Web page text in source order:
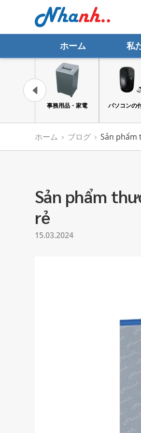
ホーム 私
事務用品・家電 パソコンの
ホーム ブログ Sản phẩm
Sản phẩm
rẻ
15.03.2024